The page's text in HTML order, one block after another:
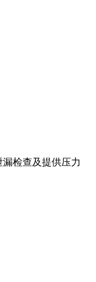
检查及提供压力